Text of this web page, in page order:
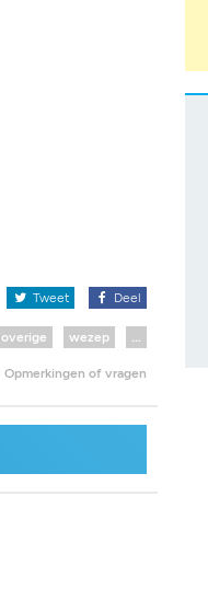
Tweet Deel
overige wezep ...
Opmerkingen of vragen